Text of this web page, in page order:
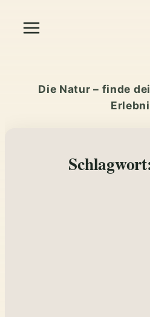
Inhalt
Die Natur – finde